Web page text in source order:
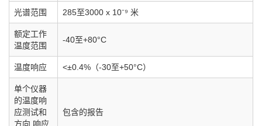
光谱范围 285至3000 x 10⁻⁹ 米
额定工作
温度范围
-40至+80°C
温度响应 <±0.4%（-30至+50°C）
单个仪器
的温度响
应测试和
方向 响应
包含的报告